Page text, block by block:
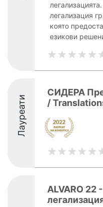
легализация
която
езикови
Лауреати
СИДЕРА
/
ALVARO 22